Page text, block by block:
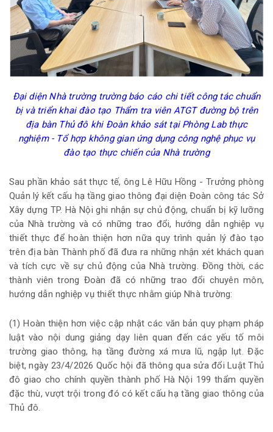
Đại diện Nhà trường trường báo cáo chi tiết công tác chuẩn
bị và triển khai đào tạo Thẩm tra viên ATGT đường bộ trên
địa bàn Thủ đô khi Đoàn khảo sát tại Phòng Lab thực
nghiệm - Tổ hợp không gian ứng dụng công nghệ phục vụ
đào tạo thực chiến của Nhà trường
Sau phần khảo sát thực tế, ông Lê Hữu Hồng - Trưởng phòng
Quản lý kết cấu hạ tầng giao thông đại diện Đoàn công tác Sở
Xây dựng TP. Hà Nội ghi nhận sự chủ động, chuẩn bị kỹ lưỡng
của Nhà trường và có những trao đổi, hướng dẫn nghiệp vụ
thiết thực để hoàn thiện hơn nữa quy trình quản lý đào tạo
trên địa bàn Thành phố đã đưa ra những nhận xét khách quan
và tích cực về sự chủ động của Nhà trường. Đồng thời, các
thành viên trong Đoàn đã có những trao đổi chuyên môn,
hướng dẫn nghiệp vụ thiết thực nhằm giúp Nhà trường:
(1) Hoàn thiện hơn việc cập nhật các văn bản quy phạm pháp
luật vào nội dung giảng dạy liên quan đến các yếu tố môi
trường giao thông, hạ tầng đường xá mưa lũ, ngập lụt. Đặc
biệt, ngày 23/4/2026 Quốc hội đã thông qua sửa đổi Luật Thủ
đô giao cho chính quyền thành phố Hà Nội 199 thẩm quyền
đặc thù, vượt trội trong đó có kết cấu hạ tầng giao thông của
Thủ đô.